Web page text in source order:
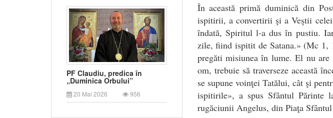
PF Claudiu, predica în
„Duminica Orbului”
20 Mai 2026 956
În această primă duminică din
ispitirii, a convertirii şi a Veştii
îndată, Spiritul l-a dus în pustiu.
zile, fiind ispitit de Satana.» (Mc 1,
pregăti misiunea în lume. El nu
om, trebuie să traverseze această
se supune voinţei Tatălui, cât şi
ispitirile», a spus Sfântul Părinte
rugăciunii Angelus, din Piaţa